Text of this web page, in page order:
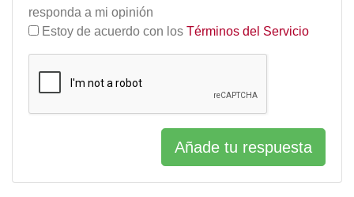
responda a mi opinión
Estoy de acuerdo con los Términos del Servicio
Añade tu respuesta